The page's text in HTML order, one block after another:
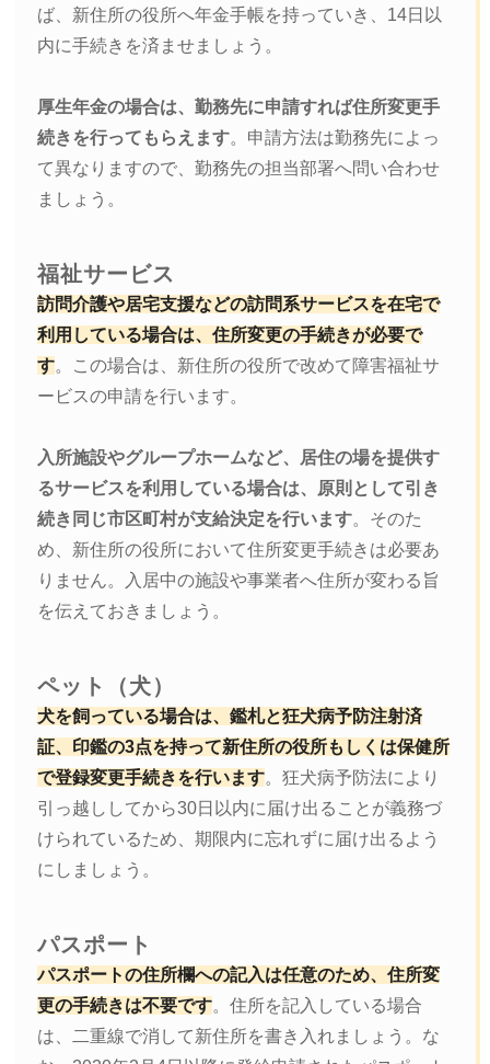
ば、新住所の役所へ年金手帳を持っていき、14日以
内に手続きを済ませましょう。
厚生年金の場合は、勤務先に申請すれば住所変更手
続きを行ってもらえます。申請方法は勤務先によっ
て異なりますので、勤務先の担当部署へ問い合わせ
ましょう。
福祉サービス
訪問介護や居宅支援などの訪問系サービスを在宅で
利用している場合は、住所変更の手続きが必要で
す。この場合は、新住所の役所で改めて障害福祉サ
ービスの申請を行います。
入所施設やグループホームなど、居住の場を提供す
るサービスを利用している場合は、原則として引き
続き同じ市区町村が支給決定を行います。そのた
め、新住所の役所において住所変更手続きは必要あ
りません。入居中の施設や事業者へ住所が変わる旨
を伝えておきましょう。
ペット（犬）
犬を飼っている場合は、鑑札と狂犬病予防注射済
証、印鑑の3点を持って新住所の役所もしくは保健所
で登録変更手続きを行います。狂犬病予防法により
引っ越ししてから30日以内に届け出ることが義務づ
けられているため、期限内に忘れずに届け出るよう
にしましょう。
パスポート
パスポートの住所欄への記入は任意のため、住所変
更の手続きは不要です。住所を記入している場合
は、二重線で消して新住所を書き入れましょう。な